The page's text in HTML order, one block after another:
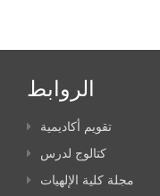
الروابط
تقويم أكاديمية
كتالوج لدرس
مجلة كلية الإلهيات